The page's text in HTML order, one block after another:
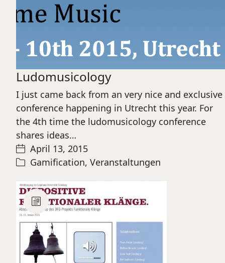
Ludomusicology
I just came back from an very nice and exclusive
conference happening in Utrecht this year. For
the 4th time the ludomusicology conference
shares ideas…
April 13, 2015
Gamification, Veranstaltungen